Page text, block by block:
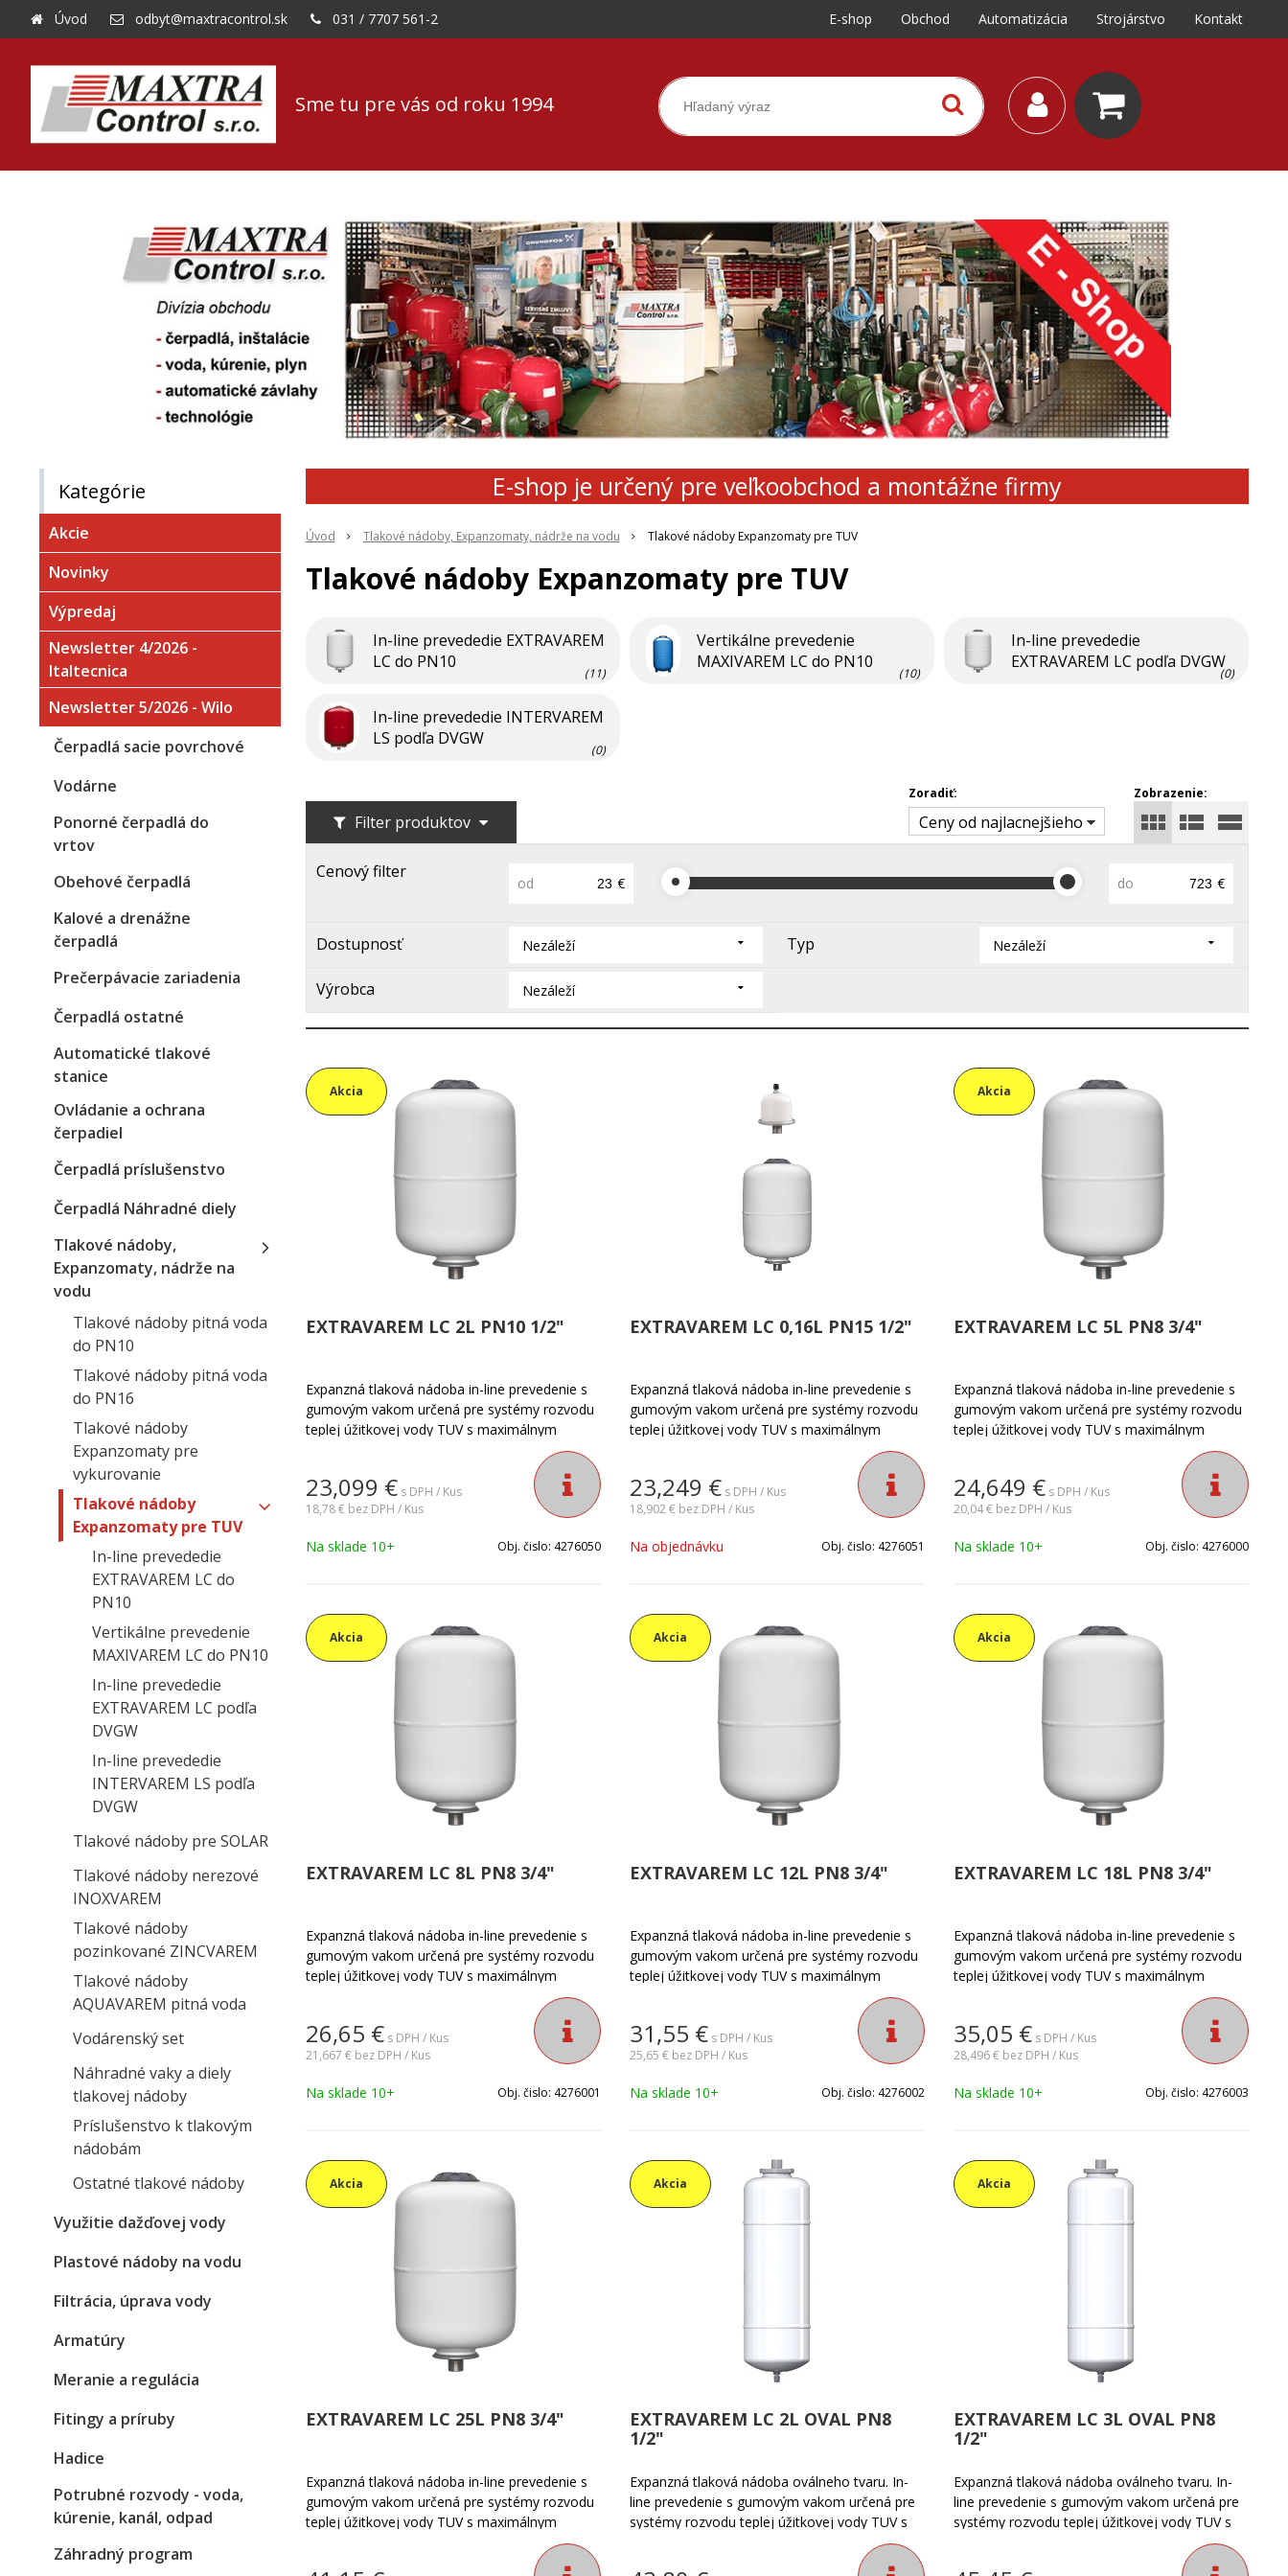
Sme tu pre vás od roku 1994
Úvod odbyt@maxtracontrol.sk 031 / 7707 561-2 E-shop Obchod Automatizácia Strojárstvo Kontakt
E-shop je určený pre veľkoobchod a montážne firmy
Úvod Tlakové nádoby, Expanzomaty, nádrže na vodu Tlakové nádoby Expanzomaty pre TUV
Tlakové nádoby Expanzomaty pre TUV
In-line prevededie EXTRAVAREM
LC do PN10
(11)
Vertikálne prevedenie
MAXIVAREM LC do PN10
(10)
In-line prevededie
EXTRAVAREM LC podľa DVGW
(0)
In-line prevededie INTERVAREM
LS podľa DVGW
(0)
Filter produktov
Zobrazenie:
Zoradiť:
Ceny od najlacnejšieho
Cenový filter
od € do €
Dostupnosť Nezáleží Typ Nezáleží
Výrobca Nezáleží
Akcia
EXTRAVAREM LC 2L PN10 1/2"
Expanzná tlaková nádoba in-line prevedenie s
gumovým vakom určená pre systémy rozvodu
teplej úžitkovej vody TUV s maximálnym
vymeniteľný. Teplotá média -10°C +99°C.
Príruba je z nerezovej ocele AISI304. Nádoba je
vhodná pre systémy rozvodu teplej úžitkovej
pretlačená z výroby na 0,35MPa.
23,099 € s DPH / Kus
18,78 € bez DPH / Kus
Na sklade 10+ Obj. čislo: 4276050
EXTRAVAREM LC 0,16L PN15 1/2"
Expanzná tlaková nádoba in-line prevedenie s
gumovým vakom určená pre systémy rozvodu
teplej úžitkovej vody TUV s maximálnym
vymeniteľný. Teplotá média -10°C +99°C.
Príruba je z nerezovej ocele AISI304. Nádoba je
vhodná pre systémy rozvodu teplej úžitkovej
pretlačená z výroby na 0,35MPa.
23,249 € s DPH / Kus
18,902 € bez DPH / Kus
Na objednávku Obj. čislo: 4276051
Akcia
EXTRAVAREM LC 5L PN8 3/4"
Expanzná tlaková nádoba in-line prevedenie s
gumovým vakom určená pre systémy rozvodu
teplej úžitkovej vody TUV s maximálnym
tlakom do PN8. Vak nádoby nie je vymeniteľný.
Teplotá média -10°C +99°C. Príruba je z
nerezovej ocele AISI304. Nádoba je vhodná pre
systémy rozvodu teplej úžitkovej vody TUV
z výroby na 0,35MPa.
24,649 € s DPH / Kus
20,04 € bez DPH / Kus
Na sklade 10+ Obj. čislo: 4276000
Akcia
EXTRAVAREM LC 8L PN8 3/4"
Expanzná tlaková nádoba in-line prevedenie s
gumovým vakom určená pre systémy rozvodu
teplej úžitkovej vody TUV s maximálnym
tlakom do PN8. Vak nádoby nie je vymeniteľný.
Teplotá média -10°C +99°C. Príruba je z
nerezovej ocele AISI304. Nádoba je vhodná pre
systémy rozvodu teplej úžitkovej vody TUV
z výroby na 0,35MPa.
26,65 € s DPH / Kus
21,667 € bez DPH / Kus
Na sklade 10+ Obj. čislo: 4276001
Akcia
EXTRAVAREM LC 12L PN8 3/4"
Expanzná tlaková nádoba in-line prevedenie s
gumovým vakom určená pre systémy rozvodu
teplej úžitkovej vody TUV s maximálnym
tlakom do PN8. Vak nádoby nie je vymeniteľný.
Teplotá média -10°C +99°C. Príruba je z
nerezovej ocele AISI304. Nádoba je vhodná pre
systémy rozvodu teplej úžitkovej vody TUV
z výroby na 0,35MPa.
31,55 € s DPH / Kus
25,65 € bez DPH / Kus
Na sklade 10+ Obj. čislo: 4276002
Akcia
EXTRAVAREM LC 18L PN8 3/4"
Expanzná tlaková nádoba in-line prevedenie s
gumovým vakom určená pre systémy rozvodu
teplej úžitkovej vody TUV s maximálnym
tlakom do PN8. Vak nádoby nie je vymeniteľný.
Teplotá média -10°C +99°C. Príruba je z
nerezovej ocele AISI304. Nádoba je vhodná pre
systémy rozvodu teplej úžitkovej vody TUV
z výroby na 0,35MPa.
35,05 € s DPH / Kus
28,496 € bez DPH / Kus
Na sklade 10+ Obj. čislo: 4276003
Akcia
EXTRAVAREM LC 25L PN8 3/4"
Expanzná tlaková nádoba in-line prevedenie s
gumovým vakom určená pre systémy rozvodu
teplej úžitkovej vody TUV s maximálnym
tlakom do PN8. Vak nádoby nie je vymeniteľný.
Teplotá média -10°C +99°C. Príruba je z
Akcia
EXTRAVAREM LC 2L OVAL PN8
1/2"
Expanzná tlaková nádoba oválneho tvaru. In-
line prevedenie s gumovým vakom určená pre
systémy rozvodu teplej úžitkovej vody TUV s
maximálnym tlakom do PN8. Vak nádoby nie je
vymeniteľný. Teplotá média -10°C +99°C.
Akcia
EXTRAVAREM LC 3L OVAL PN8
1/2"
Expanzná tlaková nádoba oválneho tvaru. In-
line prevedenie s gumovým vakom určená pre
systémy rozvodu teplej úžitkovej vody TUV s
maximálnym tlakom do PN8. Vak nádoby nie je
vymeniteľný. Teplotá média -10°C +99°C.
Kategórie
Akcie
Novinky
Výpredaj
Newsletter 4/2026 -
Italtecnica
Newsletter 5/2026 - Wilo
Čerpadlá sacie povrchové
Vodárne
Ponorné čerpadlá do
vrtov
Obehové čerpadlá
Kalové a drenážne
čerpadlá
Prečerpávacie zariadenia
Čerpadlá ostatné
Automatické tlakové
stanice
Ovládanie a ochrana
čerpadiel
Čerpadlá príslušenstvo
Čerpadlá Náhradné diely
Tlakové nádoby,
Expanzomaty, nádrže na
vodu
Tlakové nádoby pitná voda
do PN10
Tlakové nádoby pitná voda
do PN16
Tlakové nádoby
Expanzomaty pre
vykurovanie
Tlakové nádoby
Expanzomaty pre TUV
In-line prevededie
EXTRAVAREM LC do
PN10
Vertikálne prevedenie
MAXIVAREM LC do PN10
In-line prevededie
EXTRAVAREM LC podľa
DVGW
In-line prevededie
INTERVAREM LS podľa
DVGW
Tlakové nádoby pre SOLAR
Tlakové nádoby nerezové
INOXVAREM
Tlakové nádoby
pozinkované ZINCVAREM
Tlakové nádoby
AQUAVAREM pitná voda
Vodárenský set
Náhradné vaky a diely
tlakovej nádoby
Príslušenstvo k tlakovým
nádobám
Ostatné tlakové nádoby
Využitie dažďovej vody
Plastové nádoby na vodu
Filtrácia, úprava vody
Armatúry
Meranie a regulácia
Fitingy a príruby
Hadice
Potrubné rozvody - voda,
kúrenie, kanál, odpad
Záhradný program